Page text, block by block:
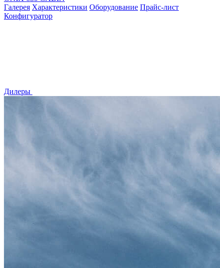
Галерея Характеристики Оборудование Прайс-лист
Конфигуратор
Дилеры